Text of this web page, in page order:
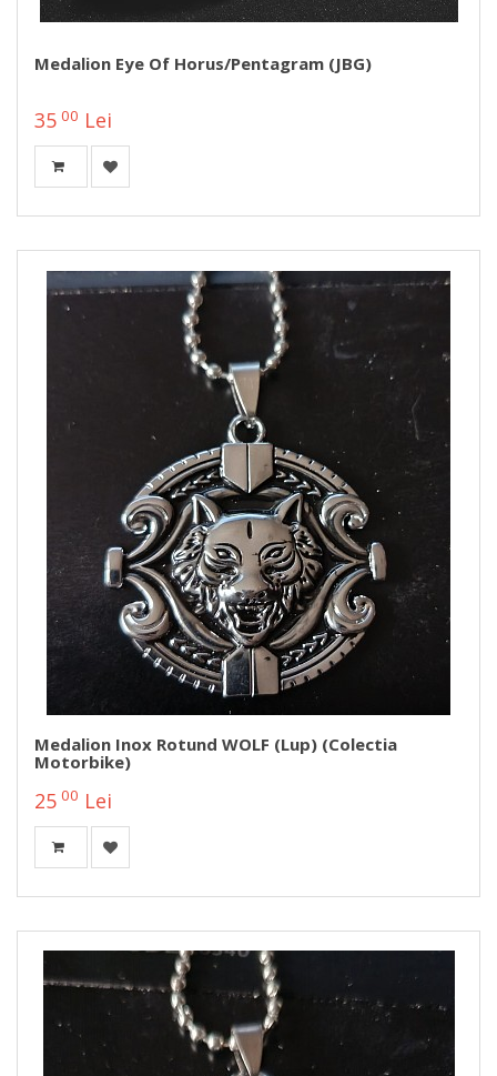
Medalion Eye Of Horus/Pentagram (JBG)
35 00 Lei
Medalion Inox Rotund WOLF (Lup) (colectia
Motorbike)
25 00 Lei